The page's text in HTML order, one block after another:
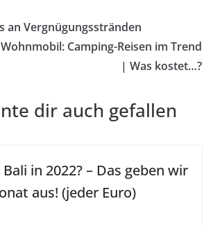
an Vergnügungsstränden
Camping-Reisen im Trend
| Was kostet…?
dir auch gefallen
in 2022? – Das geben wir
aus! (jeder Euro)